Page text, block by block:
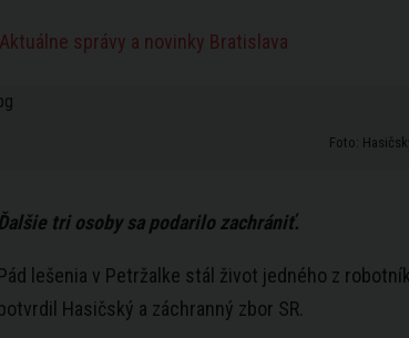
Aktuálne správy a novinky Bratislava
Foto:
Ďalšie tri osoby sa podarilo zachrániť.
lešenia v Petržalke stál život jedného z
Hasičský a záchranný zbor SR.